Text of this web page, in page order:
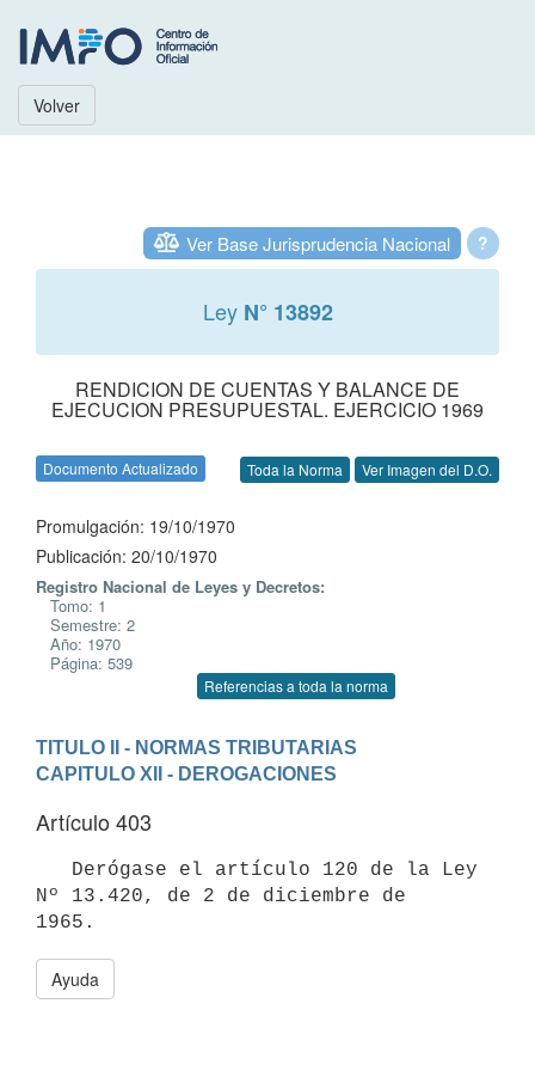
Volver
?
Ver Base Jurisprudencia Nacional
Ley N° 13892
RENDICION DE CUENTAS Y BALANCE DE
EJECUCION PRESUPUESTAL. EJERCICIO 1969
Documento Actualizado Toda la Norma Ver Imagen del D.O.
Promulgación: 19/10/1970
Publicación: 20/10/1970
Registro Nacional de Leyes y Decretos:
Tomo: 1
Semestre: 2
Año: 1970
Página: 539
Referencias a toda la norma
TITULO II - NORMAS TRIBUTARIAS
CAPITULO XII - DEROGACIONES
Artículo 403
Nº 13.420, de 2 de diciembre de
Ayuda